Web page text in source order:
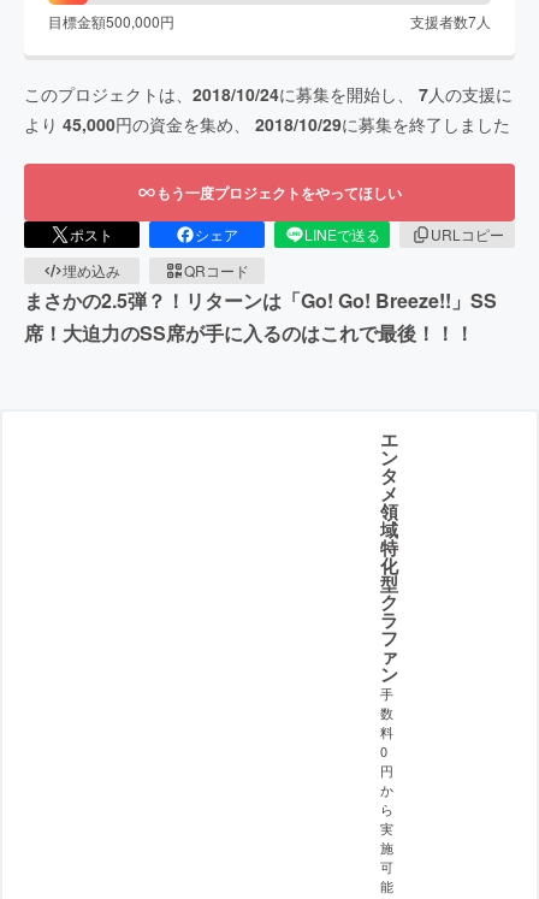
目標金額500,000円 支援者数7人
このプロジェクトは、 2018/10/24に募集を開始し、 7人の支援に
より 45,000円の資金を集め、 2018/10/29に募集を終了しました
もう一度プロジェクトをやってほしい
ポスト シェア LINEで送る
URLコピー
埋め込み
QRコード
まさかの2.5弾？！リターンは「Go! Go! Breeze!!」SS
席！大迫力のSS席が手に入るのはこれで最後！！！
エ
ン
タ
メ
領
域
特
化
型
ク
ラ
フ
ァ
ン
手
数
料
0
円
か
ら
実
施
可
能